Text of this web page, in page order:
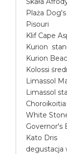
Plaża
Pisouri
Klif Cape
Kurion
Kurion
Kolossi
Limassol
Limassol
White
Governor's
Kato Dris
degustacja